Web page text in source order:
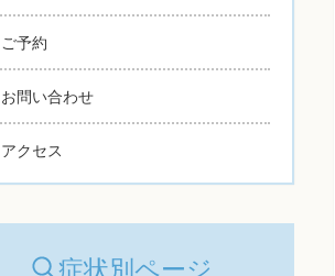
ご予約
お問い合わせ
アクセス
症状別ページ